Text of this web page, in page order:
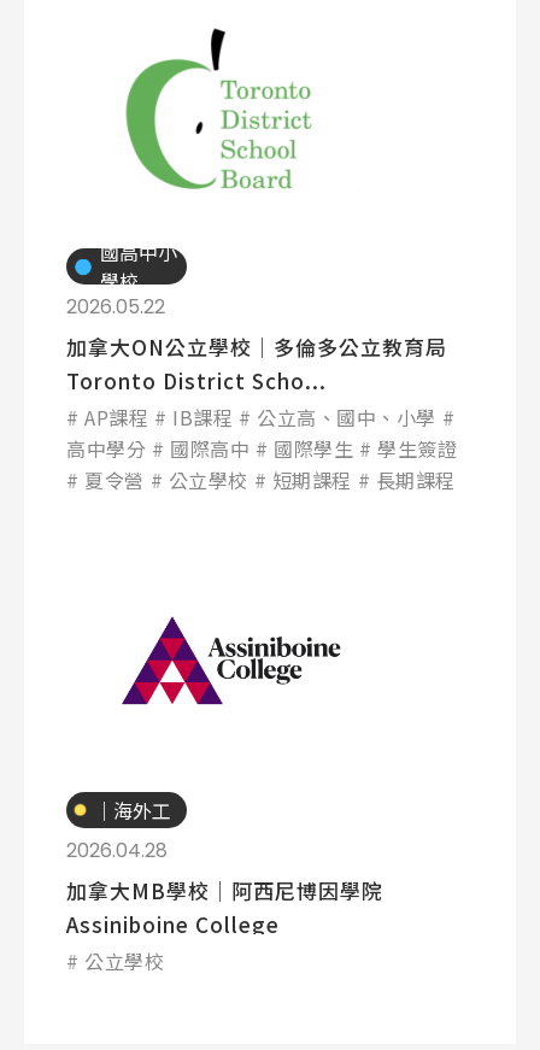
國高中小
學校
2026.05.22
加拿大ON公立學校│多倫多公立教育局
Toronto District Scho...
AP課程 IB課程
公立高、國中、小學
高中學分
國際高中 國際學生
學生簽證
夏令營
公立學校 短期課程 長期課程
｜海外工
讀
2026.04.28
加拿大MB學校│阿西尼博因學院
Assiniboine College
公立學校